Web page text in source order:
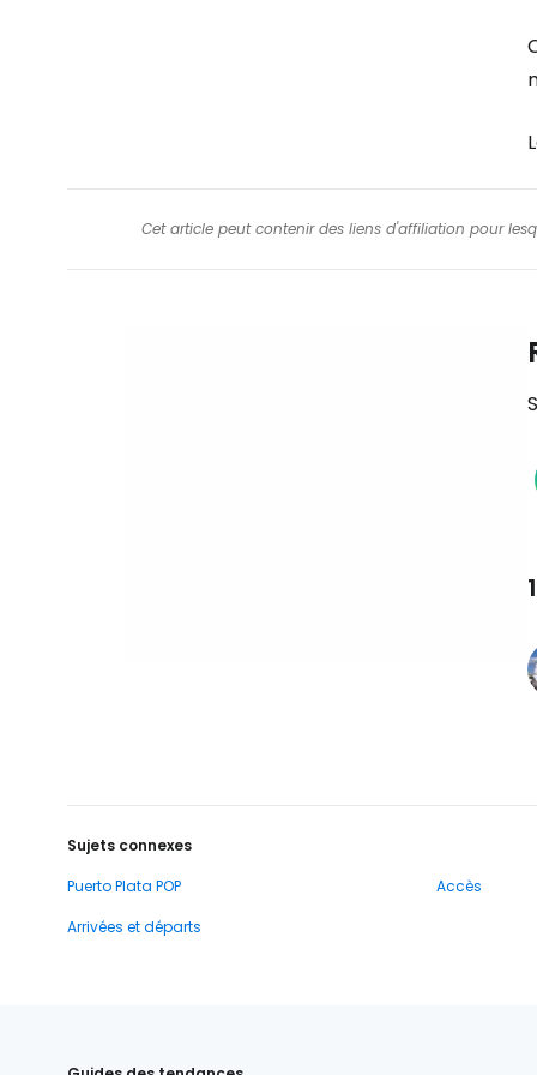
Cet article peut contenir des liens d'affiliation pour
Sujets connexes
Puerto Plata POP
Accès
Arrivées et départs